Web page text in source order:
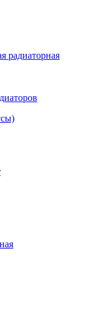
радиаторная